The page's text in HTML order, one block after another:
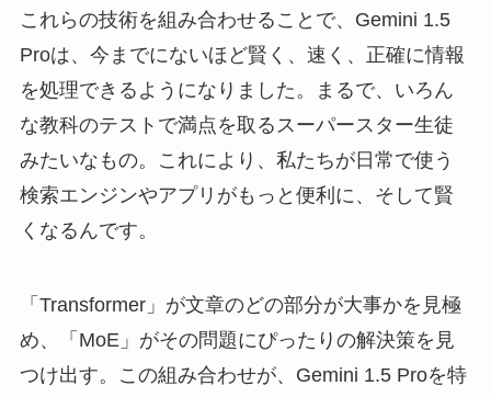
これらの技術を組み合わせることで、Gemini 1.5
Proは、今までにないほど賢く、速く、正確に情報
を処理できるようになりました。まるで、いろん
な教科のテストで満点を取るスーパースター生徒
みたいなもの。これにより、私たちが日常で使う
検索エンジンやアプリがもっと便利に、そして賢
くなるんです。
「Transformer」が文章のどの部分が大事かを見極
め、「MoE」がその問題にぴったりの解決策を見
つけ出す。この組み合わせが、Gemini 1.5 Proを特